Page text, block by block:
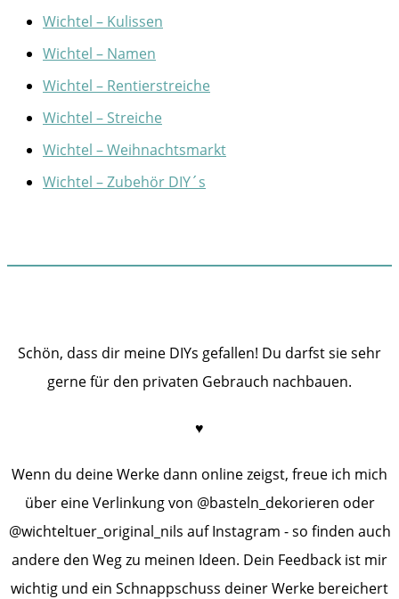
Wichtel – Kulissen
Wichtel – Namen
Wichtel – Rentierstreiche
Wichtel – Streiche
Wichtel – Weihnachtsmarkt
Wichtel – Zubehör DIY´s
Schön, dass dir meine DIYs gefallen! Du darfst sie sehr
gerne für den privaten Gebrauch nachbauen.
♥︎
Wenn du deine Werke dann online zeigst, freue ich mich
über eine Verlinkung von @basteln_dekorieren oder
@wichteltuer_original_nils auf Instagram - so finden auch
andere den Weg zu meinen Ideen. Dein Feedback ist mir
wichtig und ein Schnappschuss deiner Werke bereichert